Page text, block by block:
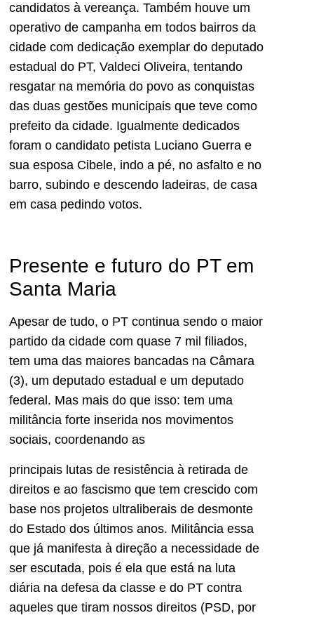
candidatos à vereança. Também houve um
operativo de campanha em todos bairros da
cidade com dedicação exemplar do deputado
estadual do PT, Valdeci Oliveira, tentando
resgatar na memória do povo as conquistas
das duas gestões municipais que teve como
prefeito da cidade. Igualmente dedicados
foram o candidato petista Luciano Guerra e
sua esposa Cibele, indo a pé, no asfalto e no
barro, subindo e descendo ladeiras, de casa
em casa pedindo votos.
Presente e futuro do PT em
Santa Maria
Apesar de tudo, o PT continua sendo o maior
partido da cidade com quase 7 mil filiados,
tem uma das maiores bancadas na Câmara
(3), um deputado estadual e um deputado
federal. Mas mais do que isso: tem uma
militância forte inserida nos movimentos
sociais, coordenando as
principais lutas de resistência à retirada de
direitos e ao fascismo que tem crescido com
base nos projetos ultraliberais de desmonte
do Estado dos últimos anos. Militância essa
que já manifesta à direção a necessidade de
ser escutada, pois é ela que está na luta
diária na defesa da classe e do PT contra
aqueles que tiram nossos direitos (PSD, por